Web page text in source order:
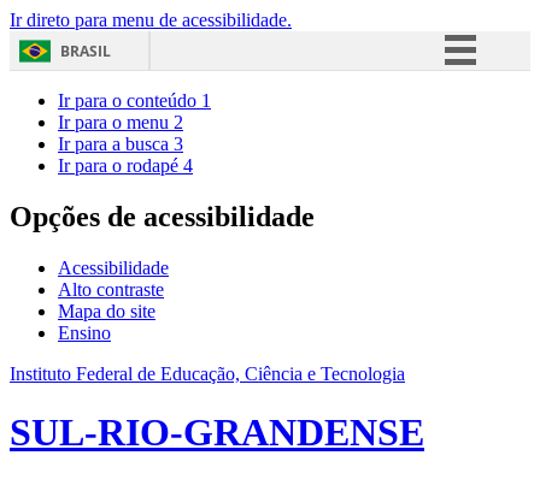
Ir direto para menu de acessibilidade.
BRASIL
Acesso à informação
Ir para o conteúdo 1
Ir para o menu 2
Ir para a busca 3
Ir para o rodapé 4
Opções de acessibilidade
Acessibilidade
Alto contraste
Mapa do site
Ensino
Instituto Federal de Educação, Ciência e Tecnologia
SUL-RIO-GRANDENSE